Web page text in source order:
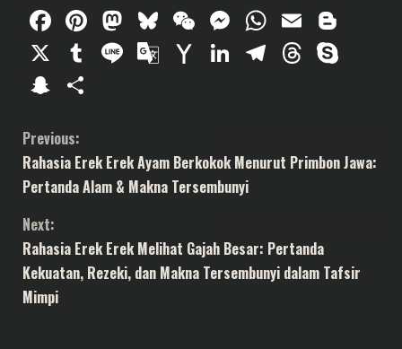
Facebook
Pinterest
Mastodon
Bluesky
WeChat
Messenger
Email
X
Tumblr
LineGoogle
YahooLinkedIn
Telegram
Snapchat
C
o
n
t
i
Previous:
Rahasia Erek Erek Ayam Berkokok Menurut Primbon Jawa:
Pertanda Alam & Makna Tersembunyi
Next:
Rahasia Erek Erek Melihat Gajah Besar: Pertanda
Kekuatan, Rezeki, dan Makna Tersembunyi dalam Tafsir
Mimpi